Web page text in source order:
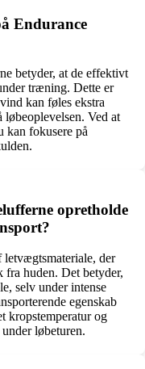
Endurance
betyder, at de effektivt
træning. Dette er
kan føles ekstra
Ved at
kan fokusere på
opretholde
letvægtsmateriale, der
huden. Det betyder,
selv under intense
egenskab
kropstemperatur og
løbeturen.